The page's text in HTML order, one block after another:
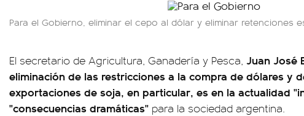
Para el Gobierno, eliminar el cepo al dólar y eliminar retenciones
El secretario de Agricultura, Ganadería y Pesca, Juan José
eliminación de las restricciones a la compra de dólares y
exportaciones de soja, en particular, es en la actualidad
"consecuencias dramáticas" para la sociedad argentina.